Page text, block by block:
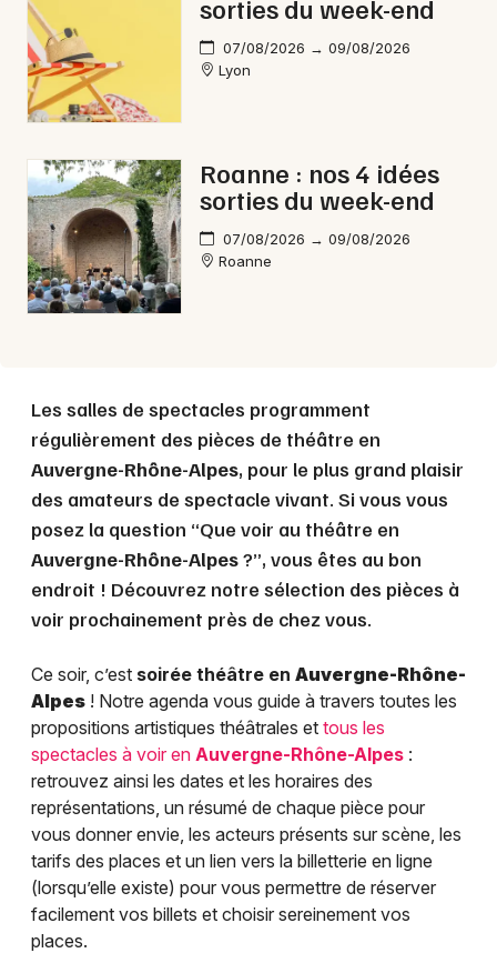
sorties du week-end
07/08/2026 → 09/08/2026
Lyon
Roanne : nos 4 idées
sorties du week-end
07/08/2026 → 09/08/2026
Roanne
Les salles de spectacles programment
régulièrement des pièces de théâtre en
Auvergne-Rhône-Alpes, pour le plus grand plaisir
des amateurs de spectacle vivant. Si vous vous
posez la question “Que voir au théâtre en
Auvergne-Rhône-Alpes?”, vous êtes au bon
endroit ! Découvrez notre sélection des pièces à
voir prochainement près de chez vous.
Ce soir, c’est soirée théâtre en Auvergne-Rhône-
Alpes ! Notre agenda vous guide à travers toutes les
propositions artistiques théâtrales et tous les
spectacles à voir en Auvergne-Rhône-Alpes :
retrouvez ainsi les dates et les horaires des
représentations, un résumé de chaque pièce pour
vous donner envie, les acteurs présents sur scène, les
tarifs des places et un lien vers la billetterie en ligne
(lorsqu’elle existe) pour vous permettre de réserver
facilement vos billets et choisir sereinement vos
places.